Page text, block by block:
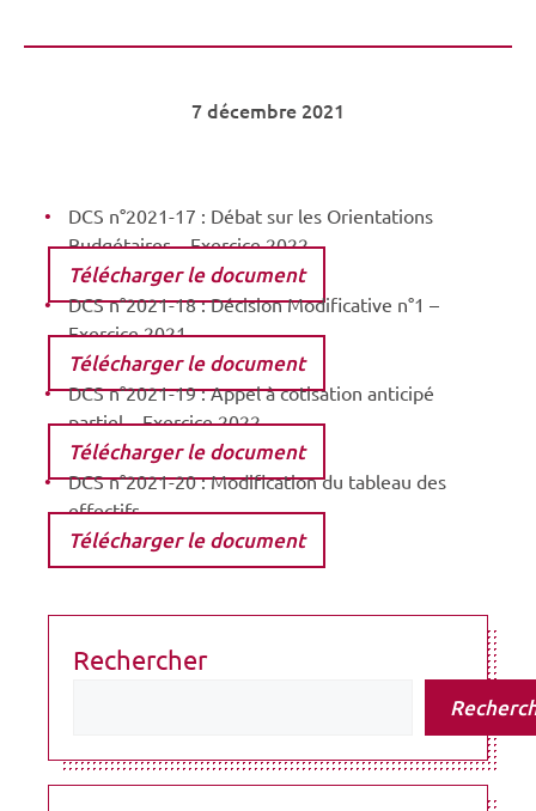
7 décembre 2021
DCS n°2021-17 : Débat sur les Orientations
Budgétaires – Exercice 2022
Télécharger le document
DCS n°2021-18 : Décision Modificative n°1 –
Exercice 2021
Télécharger le document
DCS n°2021-19 : Appel à cotisation anticipé
partiel – Exercice 2022
Télécharger le document
DCS n°2021-20 : Modification du tableau des
effectifs
Télécharger le document
Rechercher